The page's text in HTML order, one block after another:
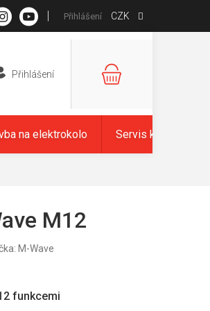
CZK
Přihlášení
NÁKUPNÍ
na elektrokolo Servis kol
funkcemi
M12
M-Wave